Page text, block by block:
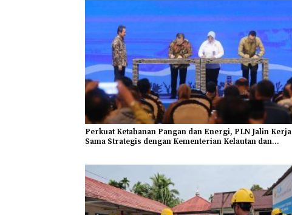
Perkuat Ketahanan Pangan dan Energi, PLN Jalin Kerja
Sama Strategis dengan Kementerian Kelautan dan